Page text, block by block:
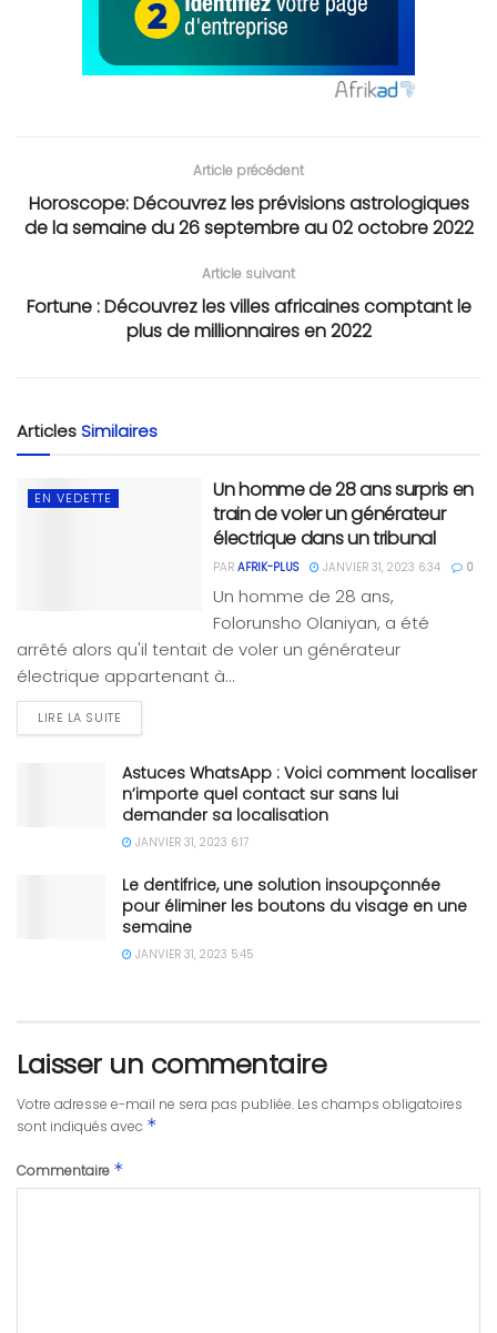
Article précédent
Horoscope: Découvrez les prévisions astrologiques
de la semaine du 26 septembre au 02 octobre 2022
Article suivant
Fortune : Découvrez les villes africaines comptant le
plus de millionnaires en 2022
ArticlesSimilaires
EN VEDETTE
Un homme de 28 ans surpris en
train de voler un générateur
électrique dans un tribunal
PAR AFRIK-PLUS JANVIER 31, 2023 6:34 0
Un homme de 28 ans,
Folorunsho Olaniyan, a été
arrêté alors qu'il tentait de voler un générateur
électrique appartenant à...
LIRE LA SUITE
Astuces WhatsApp : Voici comment localiser
n’importe quel contact sur sans lui
demander sa localisation
JANVIER 31, 2023 6:17
Le dentifrice, une solution insoupçonnée
pour éliminer les boutons du visage en une
semaine
JANVIER 31, 2023 5:45
Laisser un commentaire
Votre adresse e-mail ne sera pas publiée. Les champs obligatoires
sont indiqués avec *
Commentaire *